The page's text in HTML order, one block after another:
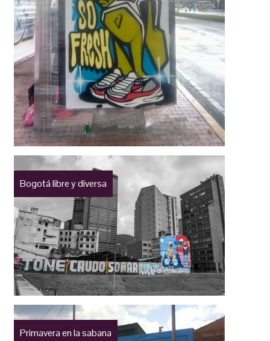
Bogotá libre y diversa
Primavera en la sabana